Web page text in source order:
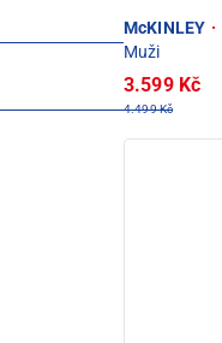
McKINLEY ·
Muži
3.599 Kč
4.499 Kč